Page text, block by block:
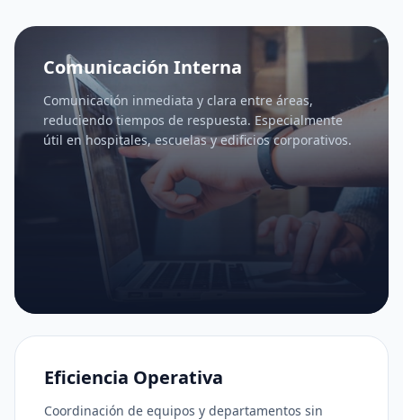
Comunicación Interna
Comunicación inmediata y clara entre áreas,
reduciendo tiempos de respuesta. Especialmente
útil en hospitales, escuelas y edificios corporativos.
Eficiencia Operativa
Coordinación de equipos y departamentos sin